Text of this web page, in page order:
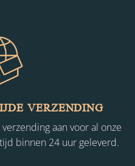
VERZENDING
aan voor al onze
binnen 24 uur geleverd.